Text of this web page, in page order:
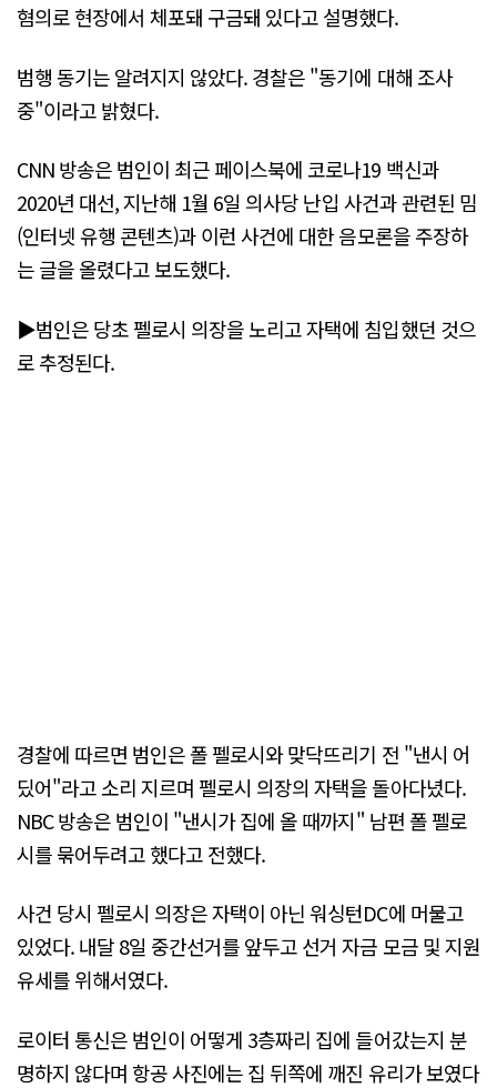
혐의로 현장에서 체포돼 구금돼 있다고 설명했다.
범행 동기는 알려지지 않았다. 경찰은 "동기에 대해 조사
중"이라고 밝혔다.
CNN 방송은 범인이 최근 페이스북에 코로나19 백신과
2020년 대선, 지난해 1월 6일 의사당 난입 사건과 관련된 밈
(인터넷 유행 콘텐츠)과 이런 사건에 대한 음모론을 주장하
는 글을 올렸다고 보도했다.
▶범인은 당초 펠로시 의장을 노리고 자택에 침입했던 것으
로 추정된다.
경찰에 따르면 범인은 폴 펠로시와 맞닥뜨리기 전 "낸시 어
딨어"라고 소리 지르며 펠로시 의장의 자택을 돌아다녔다.
NBC 방송은 범인이 "낸시가 집에 올 때까지" 남편 폴 펠로
시를 묶어두려고 했다고 전했다.
사건 당시 펠로시 의장은 자택이 아닌 워싱턴DC에 머물고
있었다. 내달 8일 중간선거를 앞두고 선거 자금 모금 및 지원
유세를 위해서였다.
로이터 통신은 범인이 어떻게 3층짜리 집에 들어갔는지 분
명하지 않다며 항공 사진에는 집 뒤쪽에 깨진 유리가 보였다